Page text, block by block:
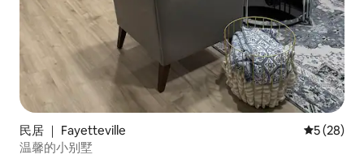
民居 ｜ Fayetteville 平均评分
5 (28)
温馨的小别墅